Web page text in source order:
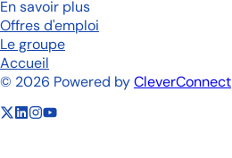
En savoir plus
Offres d'emploi
Le groupe
Accueil
© 2026 Powered byCleverConnect